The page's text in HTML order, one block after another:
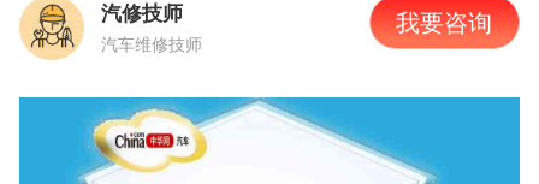
汽修技师
汽车维修技师
我要咨询